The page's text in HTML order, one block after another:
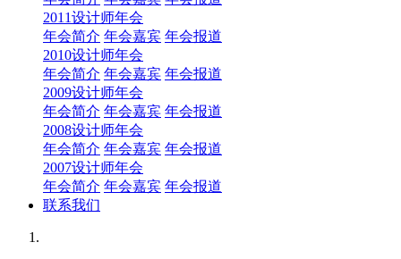
2011设计师年会
年会简介 年会嘉宾 年会报道
2010设计师年会
年会简介 年会嘉宾 年会报道
2009设计师年会
年会简介 年会嘉宾 年会报道
2008设计师年会
年会简介 年会嘉宾 年会报道
2007设计师年会
年会简介 年会嘉宾 年会报道
联系我们